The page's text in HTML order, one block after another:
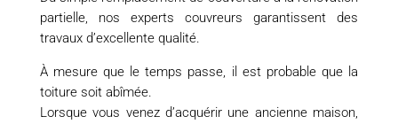
partielle, nos experts couvreurs garantissent des
travaux d’excellente qualité.
À mesure que le temps passe, il est probable que la
toiture soit abîmée.
Lorsque vous venez d’acquérir une ancienne maison,